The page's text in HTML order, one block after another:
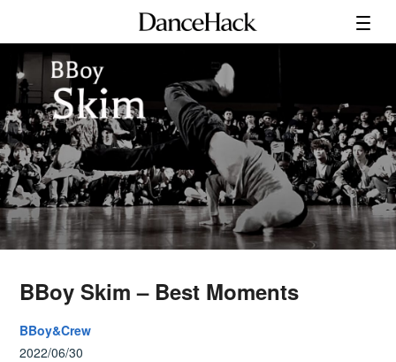
BBoy Skim – Best Moments
BBoy&Crew
2022/06/30